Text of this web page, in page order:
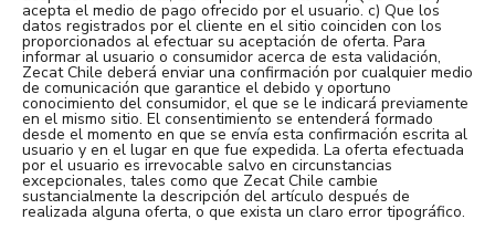
acepta el medio de pago ofrecido por el usuario. c) Que los
datos registrados por el cliente en el sitio coinciden con los
proporcionados al efectuar su aceptación de oferta. Para
informar al usuario o consumidor acerca de esta validación,
Zecat Chile deberá enviar una confirmación por cualquier medio
de comunicación que garantice el debido y oportuno
conocimiento del consumidor, el que se le indicará previamente
en el mismo sitio. El consentimiento se entenderá formado
desde el momento en que se envía esta confirmación escrita al
usuario y en el lugar en que fue expedida. La oferta efectuada
por el usuario es irrevocable salvo en circunstancias
excepcionales, tales como que Zecat Chile cambie
sustancialmente la descripción del artículo después de
realizada alguna oferta, o que exista un claro error tipográfico.